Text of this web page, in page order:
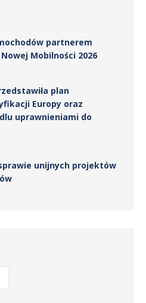
partnerem
Mobilności 2026
plan
Europy oraz
uprawnieniami do
unijnych projektów